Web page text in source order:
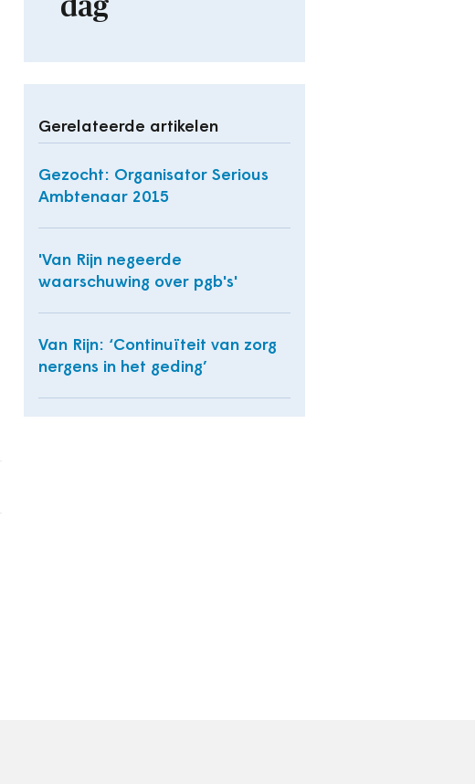
dag
Gerelateerde artikelen
Gezocht: Organisator Serious
Ambtenaar 2015
'Van Rijn negeerde
waarschuwing over pgb's'
Van Rijn: ‘Continuïteit van zorg
nergens in het geding’